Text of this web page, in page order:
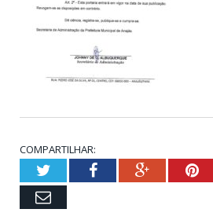
COMPARTILHAR:
TwitterFacebookGoogle+
Email